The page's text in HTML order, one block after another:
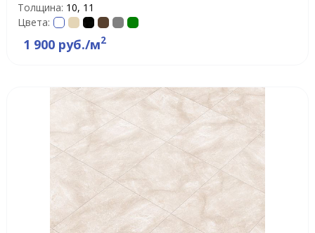
Толщина: 10, 11
Цвета:
1 900 руб./м2